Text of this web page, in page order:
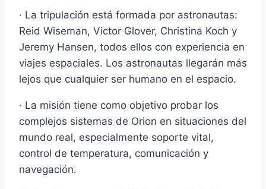
· La tripulación está formada por astronautas:
Reid Wiseman, Victor Glover, Christina Koch y
Jeremy Hansen, todos ellos con experiencia en
viajes espaciales. Los astronautas llegarán más
lejos que cualquier ser humano en el espacio.
· La misión tiene como objetivo probar los
complejos sistemas de Orion en situaciones del
mundo real, especialmente soporte vital,
control de temperatura, comunicación y
navegación.